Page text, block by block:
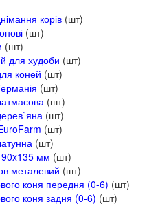
корів (шт)
(шт)
(шт)
для худоби (шт)
коней (шт)
(шт)
(шт)
(шт)
(шт)
(шт)
90x135 мм (шт)
металевий (шт)
коня передня (0-6) (шт)
коня задня (0-6) (шт)